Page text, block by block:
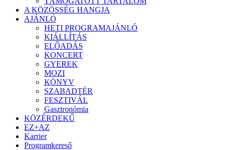
A KÖZÖSSÉG HANGJA
AJÁNLÓ
HETI PROGRAMAJÁNLÓ
KIÁLLÍTÁS
ELŐADÁS
KONCERT
GYEREK
MOZI
KÖNYV
SZABADTÉR
FESZTIVÁL
Gasztronómia
KÖZÉRDEKŰ
EZ+AZ
Karrier
Programkereső